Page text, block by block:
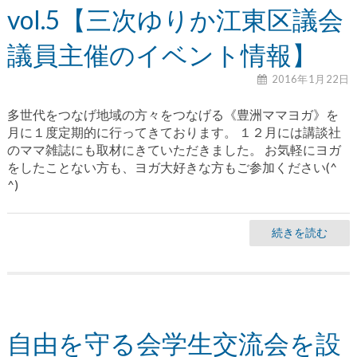
vol.5【三次ゆりか江東区議会
議員主催のイベント情報】
2016年1月22日
多世代をつなげ地域の方々をつなげる《豊洲ママヨガ》を
月に１度定期的に行ってきております。 １２月には講談社
のママ雑誌にも取材にきていただきました。 お気軽にヨガ
をしたことない方も、ヨガ大好きな方もご参加ください(^
^)
続きを読む
自由を守る会学生交流会を設